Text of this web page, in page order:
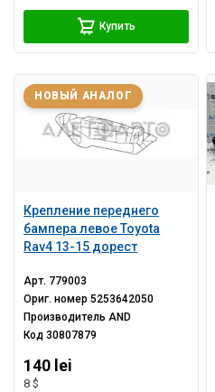
Купить
Крепление переднего
бампера левое Toyota
Rav4 13-15 дорест
НОВЫЙ АНАЛОГ
Арт. 779003
Ориг. номер5253642050
ПроизводительAND
Код30807879
140 lei
8 $